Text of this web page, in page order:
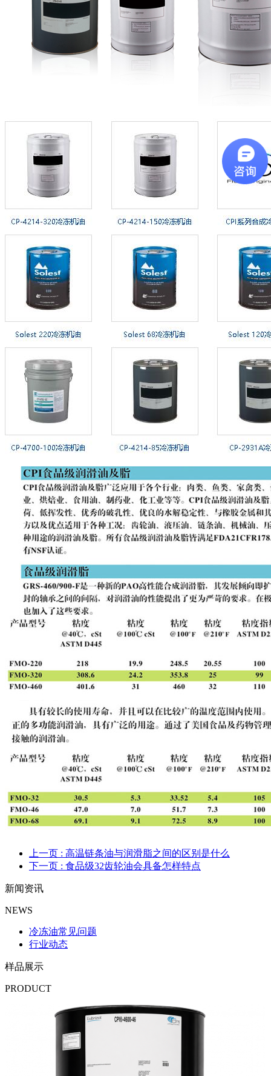
上一页 : 高温链条油与润滑脂之间的区别是什么
下一页 : 食品级32齿轮油会具备怎样特点
新闻资讯
NEWS
冷冻油常见问题
行业动态
样品展示
PRODUCT